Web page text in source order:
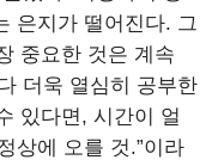
은지가 떨어진다. 그
중요한 것은 계속
더욱 열심히 공부한
있다면, 시간이 얼
상에 오를 것.”이라